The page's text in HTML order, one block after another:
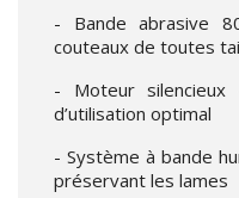
- Bande abrasive
couteaux de toutes
- Moteur
d’utilisation optimal
- Système à bande
préservant les lames